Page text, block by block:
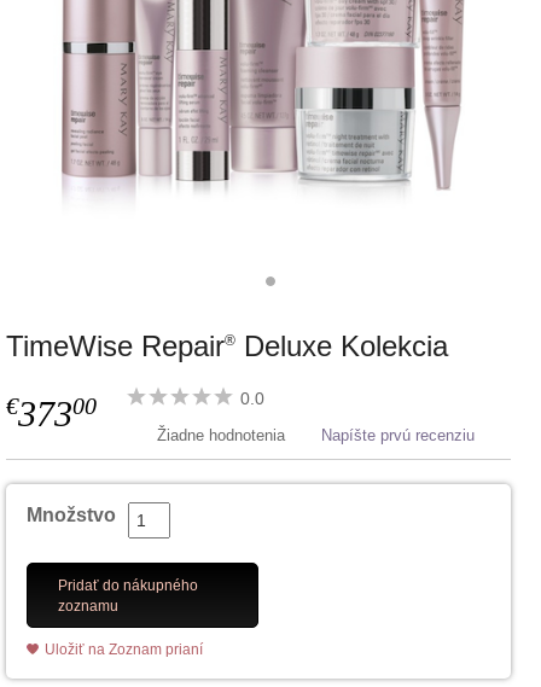
TimeWise Repair® Deluxe Kolekcia
€37300 0.0
Žiadne hodnotenia Napíšte prvú recenziu
Množstvo
Pridať do nákupného
zoznamu
Uložiť na Zoznam prianí